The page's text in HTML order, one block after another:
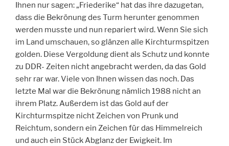
Ihnen nur sagen: „Friederike“ hat das ihre dazugetan,
dass die Bekrönung des Turm herunter genommen
werden musste und nun repariert wird. Wenn Sie sich
im Land umschauen, so glänzen alle Kirchturmspitzen
golden. Diese Vergoldung dient als Schutz und konnte
zu DDR- Zeiten nicht angebracht werden, da das Gold
sehr rar war. Viele von Ihnen wissen das noch. Das
letzte Mal war die Bekrönung nämlich 1988 nicht an
ihrem Platz. Außerdem ist das Gold auf der
Kirchturmspitze nicht Zeichen von Prunk und
Reichtum, sondern ein Zeichen für das Himmelreich
und auch ein Stück Abglanz der Ewigkeit. Im